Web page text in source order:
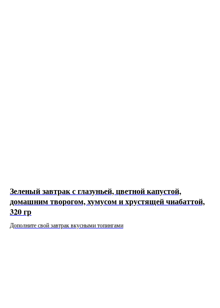
Зеленый завтрак с глазуньей, цветной капустой,
домашним творогом, хумусом и хрустящей чиабаттой,
320 гр
Дополните свой завтрак вкусными топингами